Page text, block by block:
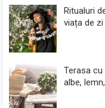
Ritualuri
viața de
Terasa
albe,